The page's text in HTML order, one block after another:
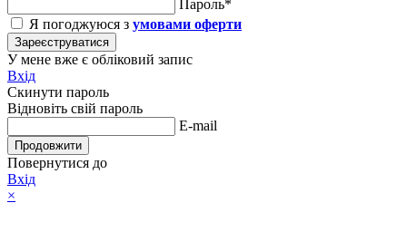
Пароль*
Я погоджуюся з умовами оферти
Зареєструватися
У мене вже є обліковий запис
Вхід
Скинути пароль
Відновіть свій пароль
E-mail
Продовжити
Повернутися до
Вхід
×